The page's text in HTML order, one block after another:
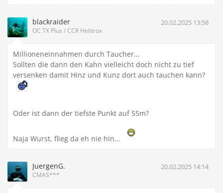
blackraider
OC TX Plus / CCR Helitrox
20.02.2025 13:58
Millioneneinnahmen durch Taucher...
Sollten die dann den Kahn vielleicht doch nicht zu tief
versenken damit Hinz und Kunz dort auch tauchen kann?
Oder ist dann der tiefste Punkt auf 55m?
Naja Wurst, flieg da eh nie hin...
JuergenG.
CMAS***
20.02.2025 14:14